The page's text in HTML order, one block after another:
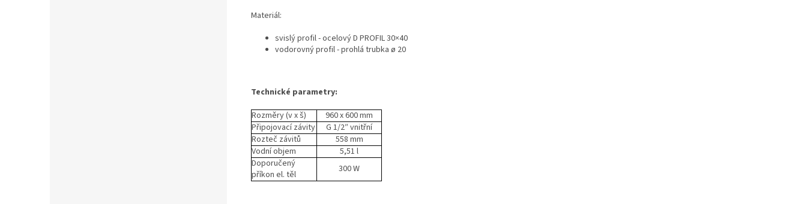
Materiál:
svislý profil - ocelový D PROFIL 30×40
vodorovný profil - prohlá trubka ø 20
Technické parametry:
Rozměry (v x š)
960 x 600 mm
Připojovací závity
G 1/2″ vnitřní
Rozteč závitů
558 mm
Vodní objem
5,51 l
Doporučený
příkon el. těl
300 W